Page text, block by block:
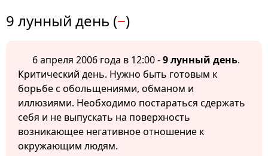
9 лунный день (−)
6 апреля 2006 года в 12:00 -9 лунный день.
Критический день. Нужно быть готовым к
борьбе с обольщениями, обманом и
иллюзиями. Необходимо постараться сдержать
себя и не выпускать на поверхность
возникающее негативное отношение к
окружающим людям.